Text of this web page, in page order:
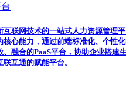
互联网技术的一站式人力资源管理平
核心能力，通过前端标准化、个性化
、融合的PaaS平台，协助企业搭建
联互通的赋能平台。